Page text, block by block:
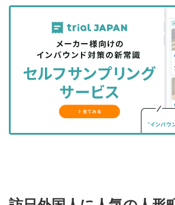
記
を
シ
ェ
る
記
事
を
シ
ェ
ア
す
る
な
ッ
ク
マ
に